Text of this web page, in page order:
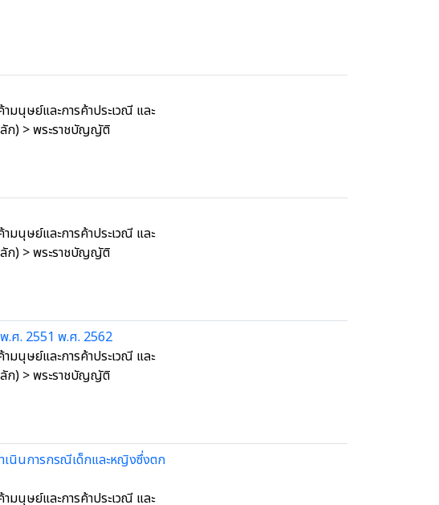
มนุษย์และการค้าประเวณี และ
ก) > พระราชบัญญัติ
มนุษย์และการค้าประเวณี และ
ก) > พระราชบัญญัติ
.ศ. 2551 พ.ศ. 2562
มนุษย์และการค้าประเวณี และ
ก) > พระราชบัญญัติ
เนินการกรณีเด็กและหญิงซึ่งตก
มนุษย์และการค้าประเวณี และ